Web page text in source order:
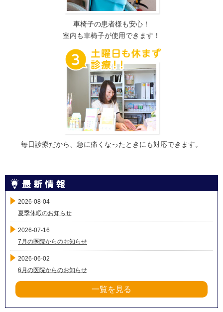
車椅子の患者様も安心！
室内も車椅子が使用できます！
毎日診療だから、急に痛くなったときにも対応できます。
2026-08-04
夏季休暇のお知らせ
2026-07-16
7月の医院からのお知らせ
2026-06-02
6月の医院からのお知らせ
一覧を見る